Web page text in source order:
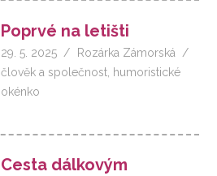
Poprvé na letišti
29. 5. 2025
Rozárka Zámorská
člověk a společnost humoristické
okénko
Cesta dálkovým